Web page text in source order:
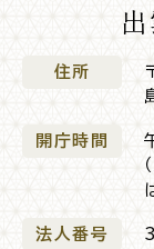
くらしの便
住所
開庁時間
法人番号